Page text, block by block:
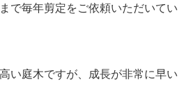
で毎年剪定をご依頼いただいてい
い庭木ですが、成長が非常に早い